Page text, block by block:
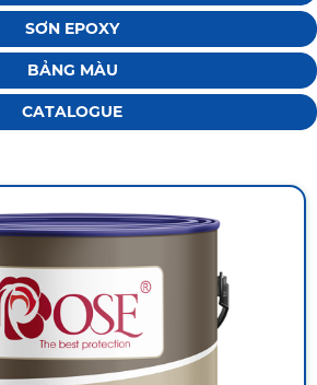
SƠN EPOXY
BẢNG MÀU
CATALOGUE